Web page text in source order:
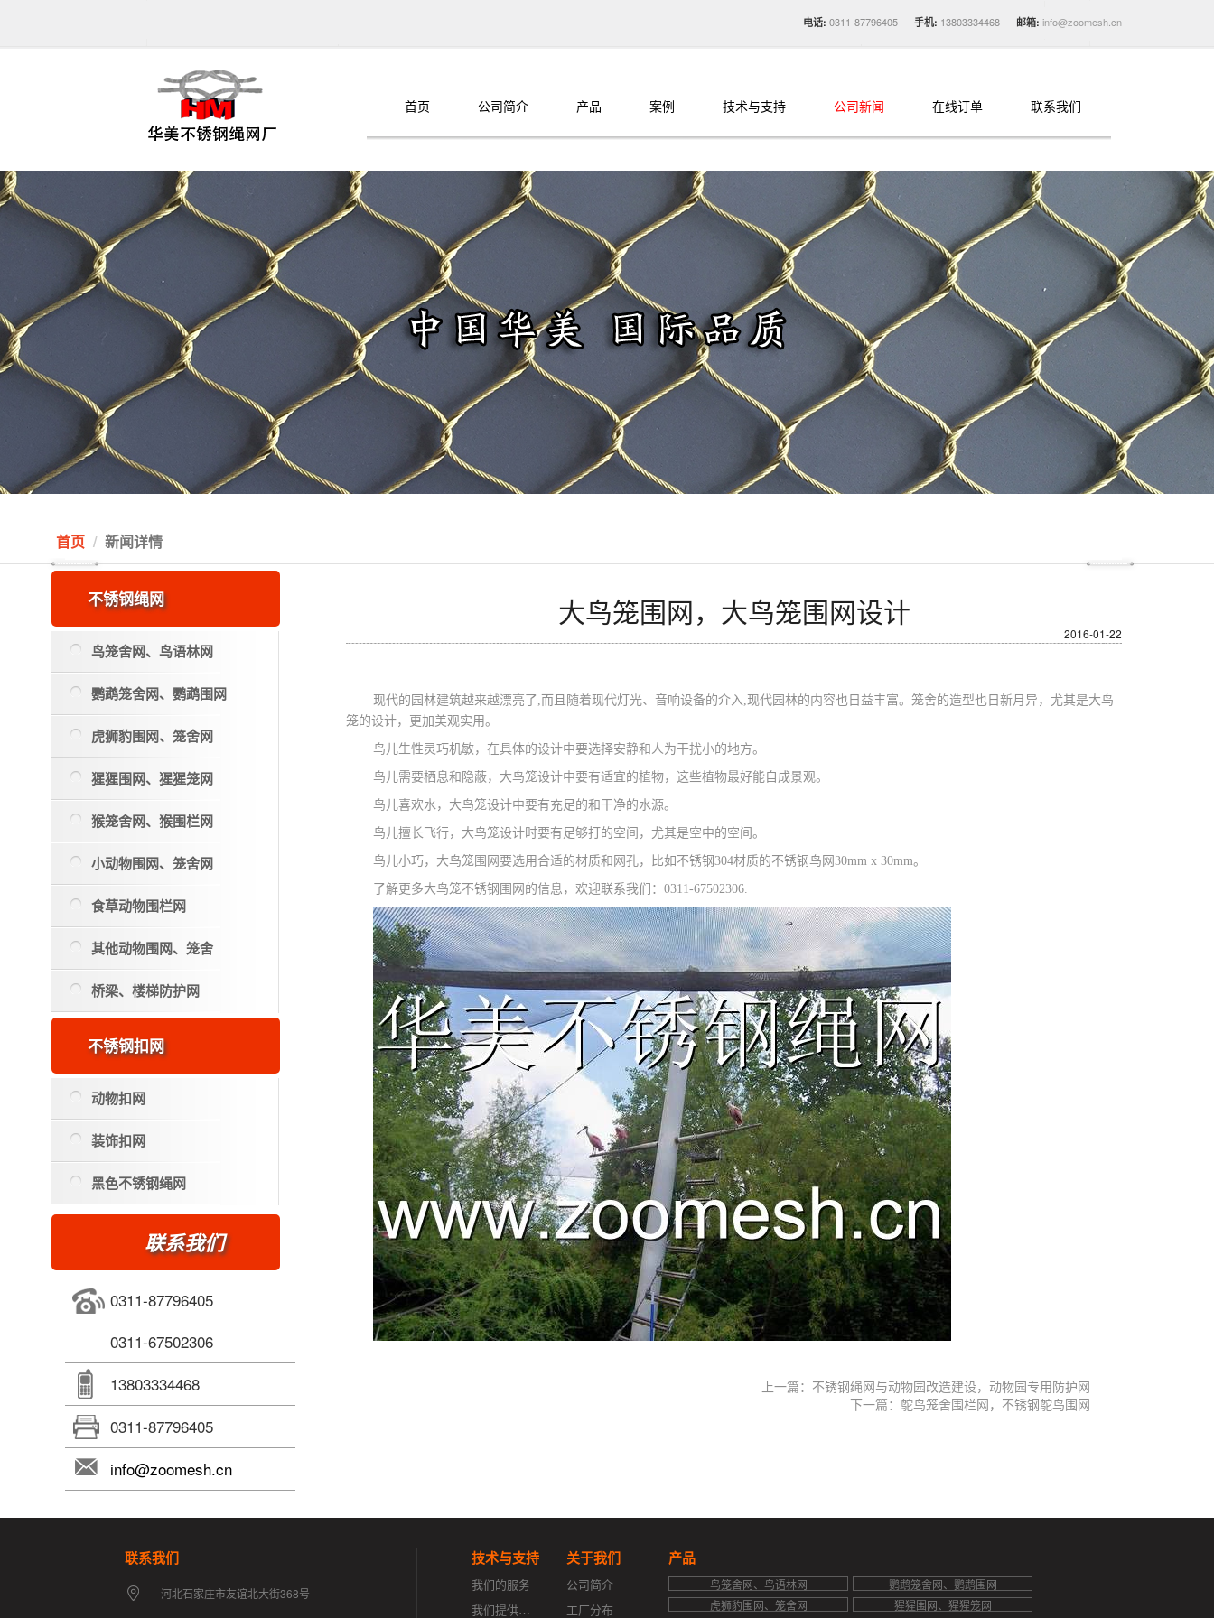
电话: 0311-87796405 手机: 13803334468 邮箱: info@zoomesh.cn
首页 公司简介 产品 案例 技术与支持 公司新闻 在线订单 联系我们
首页 新闻详情
不锈钢绳网
鸟笼舍网、鸟语林网
鹦鹉笼舍网、鹦鹉围网
虎狮豹围网、笼舍网
猩猩围网、猩猩笼网
猴笼舍网、猴围栏网
小动物围网、笼舍网
食草动物围栏网
其他动物围网、笼舍
桥梁、楼梯防护网
不锈钢扣网
动物扣网
装饰扣网
黑色不锈钢绳网
联系我们
0311-87796405
0311-67502306
13803334468
0311-87796405
info@zoomesh.cn
大鸟笼围网，大鸟笼围网设计
2016-01-22
现代的园林建筑越来越漂亮了,而且随着现代灯光、音响设备的介入,现代园林的内容也日益丰富。笼舍的造型也日新月异，尤其是大鸟
笼的设计，更加美观实用。
鸟儿生性灵巧机敏，在具体的设计中要选择安静和人为干扰小的地方。
鸟儿需要栖息和隐蔽，大鸟笼设计中要有适宜的植物，这些植物最好能自成景观。
鸟儿喜欢水，大鸟笼设计中要有充足的和干净的水源。
鸟儿擅长飞行，大鸟笼设计时要有足够打的空间，尤其是空中的空间。
鸟儿小巧，大鸟笼围网要选用合适的材质和网孔，比如不锈钢304材质的不锈钢鸟网30mm x 30mm。
了解更多大鸟笼不锈钢围网的信息，欢迎联系我们：0311-67502306.
上一篇：不锈钢绳网与动物园改造建设，动物园专用防护网
下一篇：鸵鸟笼舍围栏网，不锈钢鸵鸟围网
联系我们
河北石家庄市友谊北大街368号
技术与支持
我们的服务
我们提供的支持
关于我们
公司简介
工厂分布
产品
鸟笼舍网、鸟语林网
鹦鹉笼舍网、鹦鹉围网
虎狮豹围网、笼舍网
猩猩围网、猩猩笼网